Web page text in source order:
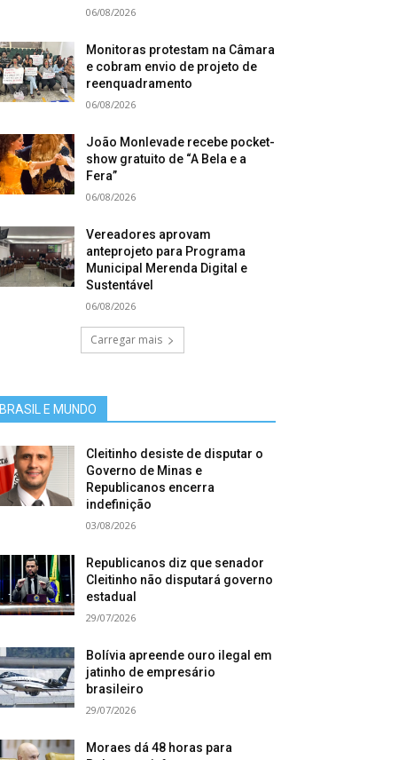
06/08/2026
Monitoras protestam na Câmara
e cobram envio de projeto de
reenquadramento
06/08/2026
João Monlevade recebe pocket-
show gratuito de “A Bela e a
Fera”
06/08/2026
Vereadores aprovam
anteprojeto para Programa
Municipal Merenda Digital e
Sustentável
06/08/2026
Carregar mais
BRASIL E MUNDO
Cleitinho desiste de disputar o
Governo de Minas e
Republicanos encerra
indefinição
03/08/2026
Republicanos diz que senador
Cleitinho não disputará governo
estadual
29/07/2026
Bolívia apreende ouro ilegal em
jatinho de empresário
brasileiro
29/07/2026
Moraes dá 48 horas para